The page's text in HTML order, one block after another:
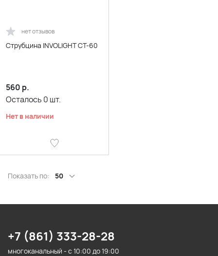
нет отзывов
Струбцина INVOLIGHT CT-60
560 р.
Осталось 0 шт.
Нет в наличии
Показать по: 50
+7 (861) 333-28-28
многоканальный - с 10:00 до 19:00